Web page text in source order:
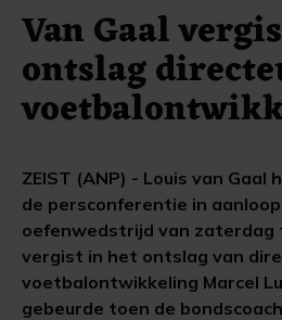
Van Gaal
ontslag
ZEIST (ANP) - Louis van Gaal
de persconferentie in
oefenwedstrijd van zaterdag
vergist in het ontslag van
voetbalontwikkeling Marcel
gebeurde toen de